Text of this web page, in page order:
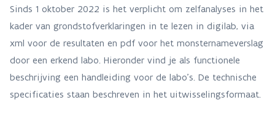
Sinds 1 oktober 2022 is het verplicht om zelfanalyses in het
kader van grondstofverklaringen in te lezen in digilab, via
xml voor de resultaten en pdf voor het monsternameverslag
door een erkend labo. Hieronder vind je als functionele
beschrijving een handleiding voor de labo's. De technische
specificaties staan beschreven in het uitwisselingsformaat.